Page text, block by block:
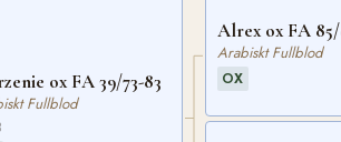
ox FA 39/73-83
Fullblod
Alrex ox FA 85/
Arabiskt Fullblod
OX